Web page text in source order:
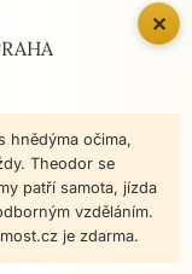
✕
hnědýma očima,
Theodor se
patří samota, jízda
vzděláním.
je zdarma.